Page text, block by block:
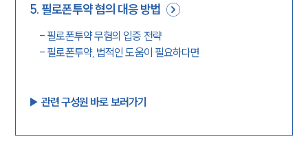
5. 필로폰투약 혐의 대응 방법
- 필로폰투약 무혐의 입증 전략
- 필로폰투약, 법적인 도움이 필요하다면
▶︎ 관련 구성원 바로 보러가기